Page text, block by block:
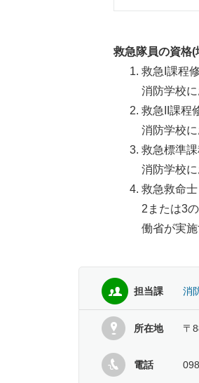
救急隊員の資格
救急I課程
消防学校
救急II課程
消防学校
救急標準
消防学校
救急救命士
2または3
働省が実
担当課 消
所在地 〒
電話